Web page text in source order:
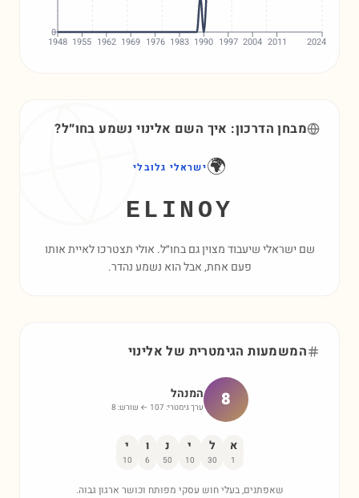
1948 1955 1962 1969 1976 1983 1990 1997 2004 2011 2024
0
מבחן הדרכון: איך השם אלינוינשמע בחו״ל?
🌍ישראלי גלובלי
ELINOY
שם ישראלי שיעבוד מצוין גם בחו״ל. אולי תצטרכו לאיית אותו
פעם אחת, אבל הוא נשמע נהדר.
המשמעות הגימטרית של אלינוי
8 המנהל
ערך גימטרי: 107 ← שורש: 8
א
1
ל
30
י
10
נ
50
ו
6
י
10
שאפתנים, בעלי חוש עסקי מפותח וכושר ארגון גבוה.